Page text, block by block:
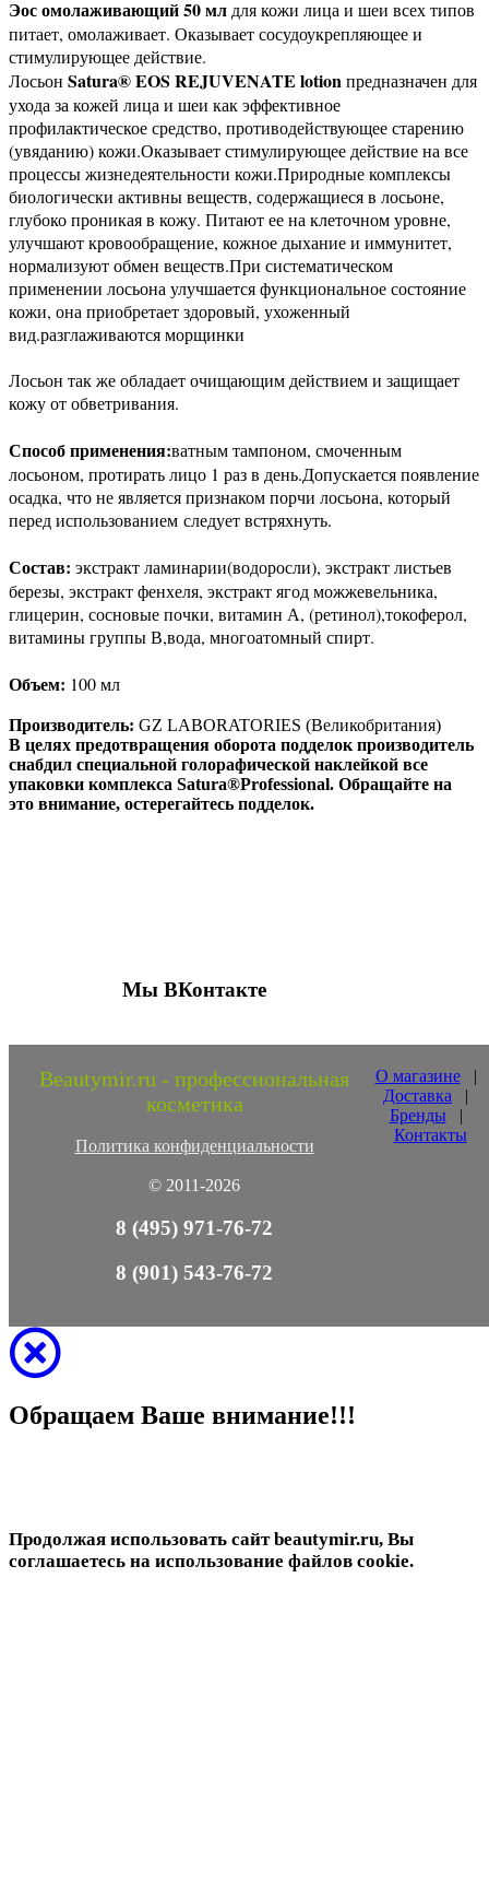
Эос омолаживающий 50 мл для кожи лица и шеи всех типов
питает, омолаживает. Оказывает сосудоукрепляющее и
стимулирующее действие.
Лосьон Satura® EOS REJUVENATE lotionпредназначен для
ухода за кожей лица и шеи как эффективное
профилактическое средство, противодействующее старению
(увяданию) кожи.Оказывает стимулирующее действие на все
процессы жизнедеятельности кожи.Природные комплексы
биологически активны веществ, содержащиеся в лосьоне,
глубоко проникая в кожу. Питают ее на клеточном уровне,
улучшают кровообращение, кожное дыхание и иммунитет,
нормализуют обмен веществ.При систематическом
применении лосьона улучшается функциональное состояние
кожи, она приобретает здоровый, ухоженный
вид.разглаживаются морщинки
Лосьон так же обладает очищающим действием и защищает
кожу от обветривания.
Способ применения:ватным тампоном, смоченным
лосьоном, протирать лицо 1 раз в день.Допускается появление
осадка, что не является признаком порчи лосьона, который
перед использованием следует встряхнуть.
Состав: экстракт ламинарии(водоросли), экстракт листьев
березы, экстракт фенхеля, экстракт ягод можжевельника,
глицерин, сосновые почки, витамин А, (ретинол),токоферол,
витамины группы В,вода, многоатомный спирт.
Объем: 100 мл
Производитель: GZ LABORATORIES (Великобритания)
В целях предотвращения оборота подделок производитель
снабдил специальной голорафической наклейкой все
упаковки комплекса Satura®Professional. Обращайте на
это внимание, остерегайтесь подделок.
Мы ВКонтакте
Beautymir.ru - профессиональная
косметика
Политика конфиденциальности
© 2011-2026
О магазине|
Доставка |
Бренды |
Контакты
8 (495) 971-76-72
8 (901) 543-76-72
Обращаем Ваше внимание!!!
Продолжая использовать сайт beautymir.ru, Вы
соглашаетесь на использование файлов cookie.